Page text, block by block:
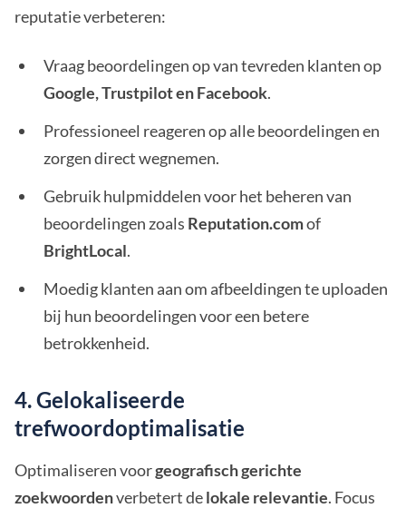
reputatie verbeteren:
Vraag beoordelingen op van tevreden klanten op
Google, Trustpilot en Facebook.
Professioneel reageren op alle beoordelingen en
zorgen direct wegnemen.
Gebruik hulpmiddelen voor het beheren van
beoordelingen zoals Reputation.comof
BrightLocal.
Moedig klanten aan om afbeeldingen te uploaden
bij hun beoordelingen voor een betere
betrokkenheid.
4. Gelokaliseerde
trefwoordoptimalisatie
Optimaliseren voorgeografisch gerichte
zoekwoordenverbetert delokale relevantie. Focus